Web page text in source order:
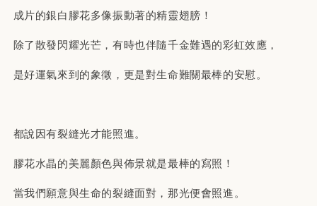
成片的銀白膠花多像振動著的精靈翅膀！
除了散發閃耀光芒，有時也伴隨千金難遇的彩虹效應，
是好運氣來到的象徵，更是對生命難關最棒的安慰。
都說因有裂縫光才能照進。
膠花水晶的美麗顏色與佈景就是最棒的寫照！
當我們願意與生命的裂縫面對，那光便會照進。